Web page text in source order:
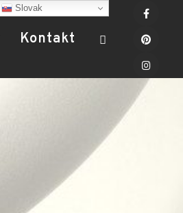
Kontakt
Slovak